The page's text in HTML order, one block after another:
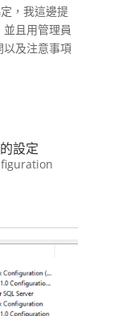
，我這邊提
且用管理員
及注意事項
設定